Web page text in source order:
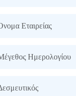
Εταιρείας
Ημερολογίου